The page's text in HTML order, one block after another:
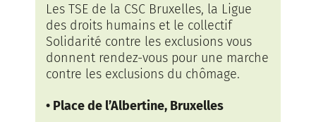
Les TSE de la CSC Bruxelles, la Ligue
des droits humains et le collectif
Solidarité contre les exclusions vous
donnent rendez-vous pour une marche
contre les exclusions du chômage.
• Place de l’Albertine, Bruxelles